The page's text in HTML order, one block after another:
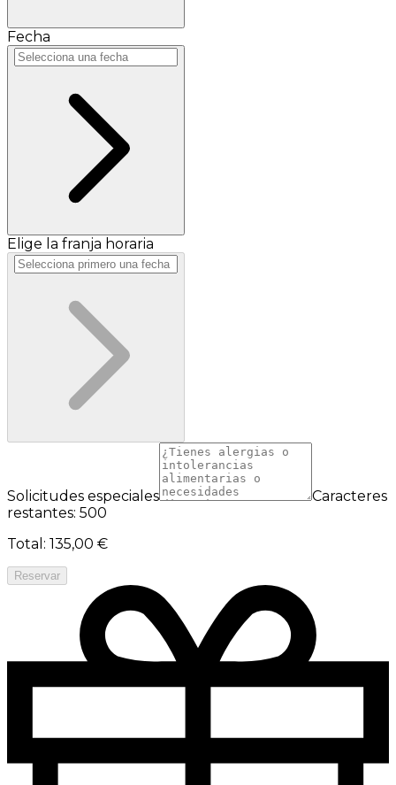
Fecha
Elige la franja horaria
Solicitudes especiales
Caracteres
restantes: 500
Total : 135,00 €
Reservar